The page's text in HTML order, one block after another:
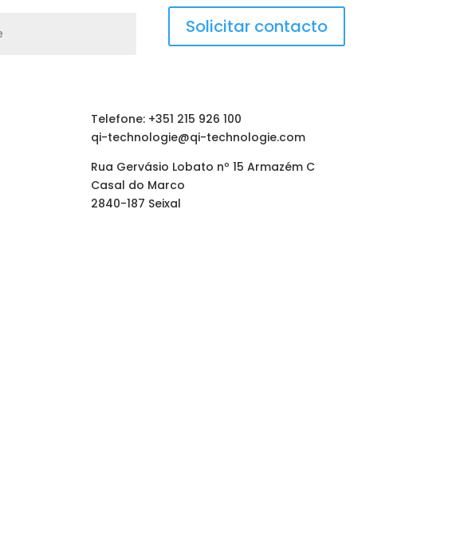
Solicitar contacto
Telefone: +351 215 926 100
qi-technologie@qi-technologie.com
Rua Gervásio Lobato nº 15 Armazém C
Casal do Marco
2840-187 Seixal